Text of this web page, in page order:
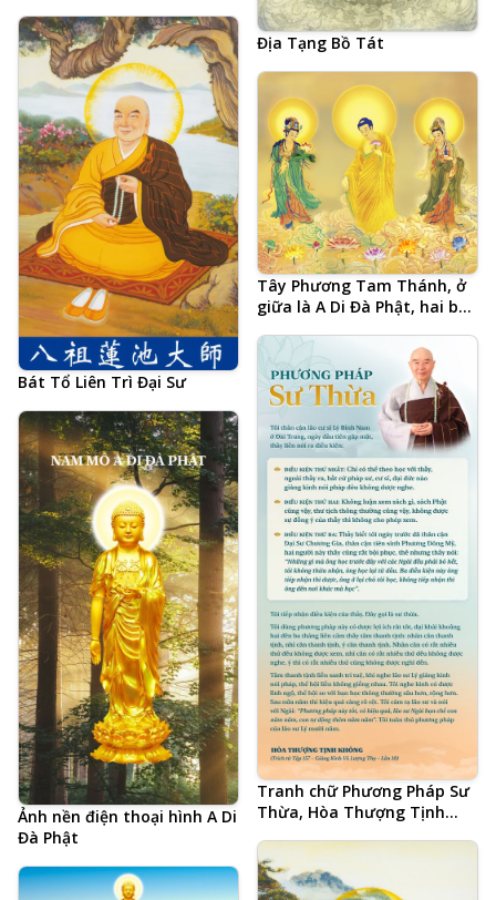
và Văn Thù Bồ Tát
Địa Tạng Bồ Tát
Bát Tổ Liên Trì Đại Sư
Tây Phương Tam Thánh, ở
giữa là A Di Đà Phật, hai bên
Quan Thế Âm Bồ Tát
Tranh chữ Phương Pháp Sư
Thừa, Hòa Thượng Tịnh
Nam, bí quyết tu học thành
tựu
Ảnh nền điện thoại hình A Di
Đà Phật